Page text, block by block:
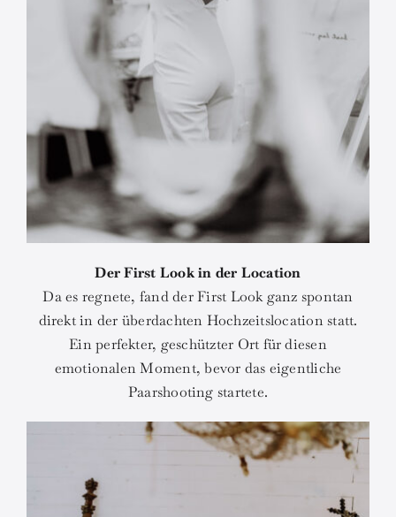
Der First Look in der Location
Da es regnete, fand der First Look ganz spontan
direkt in der überdachten Hochzeitslocation statt.
Ein perfekter, geschützter Ort für diesen
emotionalen Moment, bevor das eigentliche
Paarshooting startete.